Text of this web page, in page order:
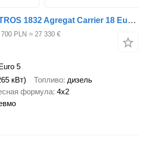
Mercedes-Benz ACTROS 1832 Agregat Carrier 18 Europalet
700 PLN ≈ 27 330 €
5
кВт) Топливо дизель
формула 4x2